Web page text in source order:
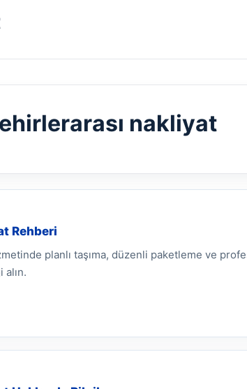
nakliyat
Rehberi
planlı taşıma, düzenli paketleme ve